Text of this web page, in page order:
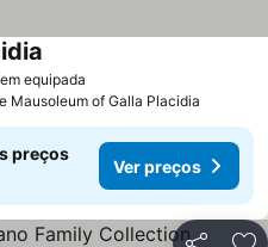
equipada
Mausoleum of Galla Placidia
preços
Ver preços